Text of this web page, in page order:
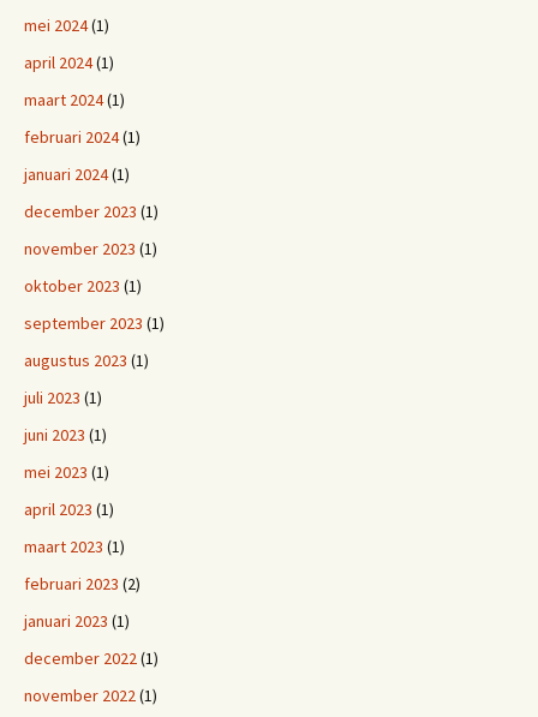
mei 2024(1)
april 2024(1)
maart 2024(1)
februari 2024(1)
januari 2024(1)
december 2023 (1)
november 2023 (1)
oktober 2023 (1)
september 2023 (1)
augustus 2023 (1)
juli 2023 (1)
juni 2023 (1)
mei 2023 (1)
april 2023 (1)
maart 2023 (1)
februari 2023 (2)
januari 2023 (1)
december 2022(1)
november 2022(1)